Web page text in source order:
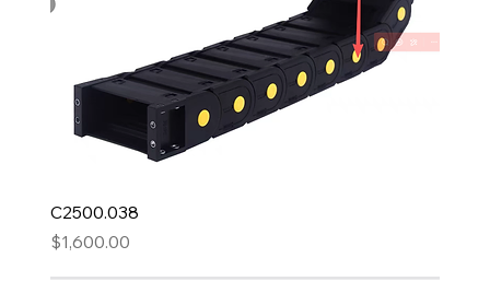
C2500.038
Precio
$1,600.00